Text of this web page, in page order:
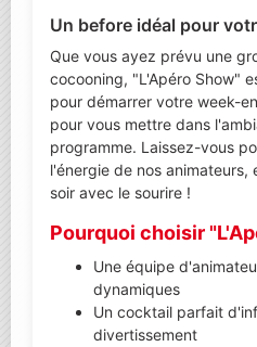
Un before idéal pour
Que vous ayez prévu une
cocooning, "L'Apéro Show"
pour démarrer votre week-
pour vous mettre dans
programme. Laissez-vous
l'énergie de nos
soir avec le sourire !
Pourquoi choisir
Une équipe
dynamiques
Un cocktail parfait
divertissement